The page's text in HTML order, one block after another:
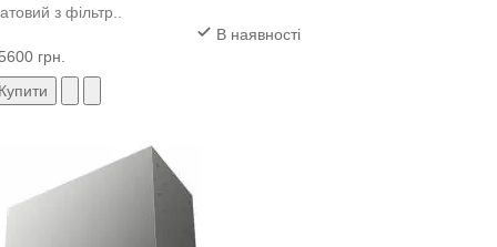
з фільтр..
В наявності
грн.